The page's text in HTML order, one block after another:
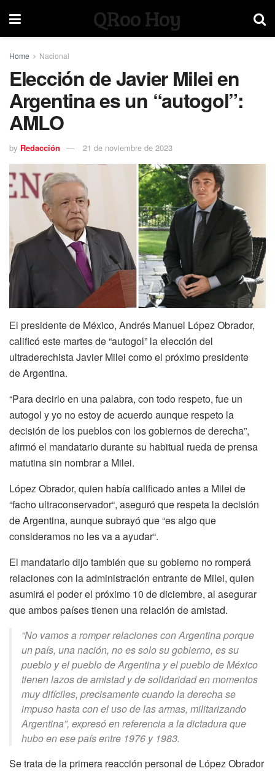
QRoo Hoy
Home Nacional
Elección de Javier Milei en
Argentina es un “autogol”:
AMLO
by Redacción 21 de noviembre de 2023
El presidente de México, Andrés Manuel López Obrador,
calificó este martes de “autogol” la elección del
ultraderechista Javier Milei como el próximo presidente
de Argentina.
“Para decirlo en una palabra, con todo respeto, fue un
autogol y yo no estoy de acuerdo aunque respeto la
decisión de los pueblos con los gobiernos de derecha”,
afirmó el mandatario durante su habitual rueda de prensa
matutina sin nombrar a Milei.
López Obrador, quien había calificado antes a Milei de
“facho ultraconservador“, aseguró que respeta la decisión
de Argentina, aunque subrayó que “es algo que
consideramos no les va a ayudar“.
El mandatario dijo también que su gobierno no romperá
relaciones con la administración entrante de Milei, quien
asumirá el poder el próximo 10 de diciembre, al asegurar
que ambos países tienen una relación de amistad.
“No vamos a romper relaciones con Argentina porque
un país, una nación, no es solo su gobierno, es su
pueblo y el pueblo de Argentina y el pueblo de México
tienen lazos de amistad y de solidaridad en momentos
muy difíciles, precisamente cuando la derecha se
impuso hasta con el uso de las armas, militarizando
Argentina”, expresó en referencia a la dictadura que
hubo en ese país entre 1976 y 1983.
Se trata de la primera reacción personal de López Obrador